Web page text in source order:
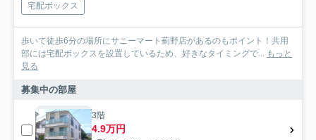
宅配ボックス
歩いて徒歩6分の場所にサニーマート薊野店があるのもポイント！共用
部には宅配ボックスを設置しているため、好きなタイミングで... もっと
見る
募集中の部屋
3階
4.9万円